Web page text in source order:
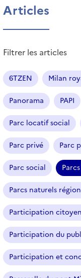
Articles
Filtrer les articles
6TZEN Milan
Panorama PAPI
Parc locatif social
Parc privé Parc
Parc social
Parcs naturels
Participation
Participation du
Participation et